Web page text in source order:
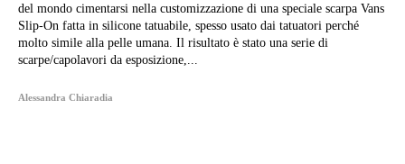
del mondo cimentarsi nella customizzazione di una speciale scarpa Vans
Slip-On fatta in silicone tatuabile, spesso usato dai tatuatori perché
molto simile alla pelle umana. Il risultato è stato una serie di
scarpe/capolavori da esposizione,...
Alessandra Chiaradia